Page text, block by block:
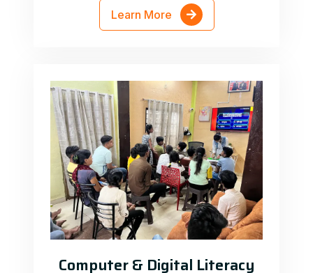
Learn More
Computer & Digital Literacy